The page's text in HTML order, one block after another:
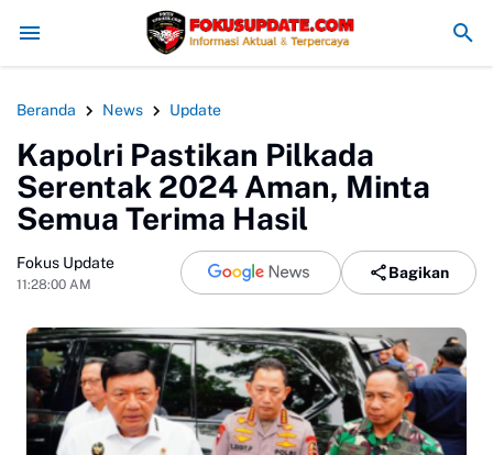
Bogor Minta PT PMC Tunda Aktivitas di Lahan Sengketa MAN 4
Beranda News Update
Kapolri Pastikan Pilkada
Serentak 2024 Aman, Minta
Semua Terima Hasil
Fokus Update
11:28:00 AM
Bagikan